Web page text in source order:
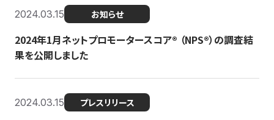
2024.03.15 お知らせ
2024年1月ネットプロモータースコア®︎ （NPS®︎）の調査結
果を公開しました
2024.03.15 プレスリリース